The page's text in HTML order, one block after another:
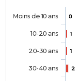
0
1
1
2
Moins de 10 ans
10-20 ans
20-30 ans
30-40 ans